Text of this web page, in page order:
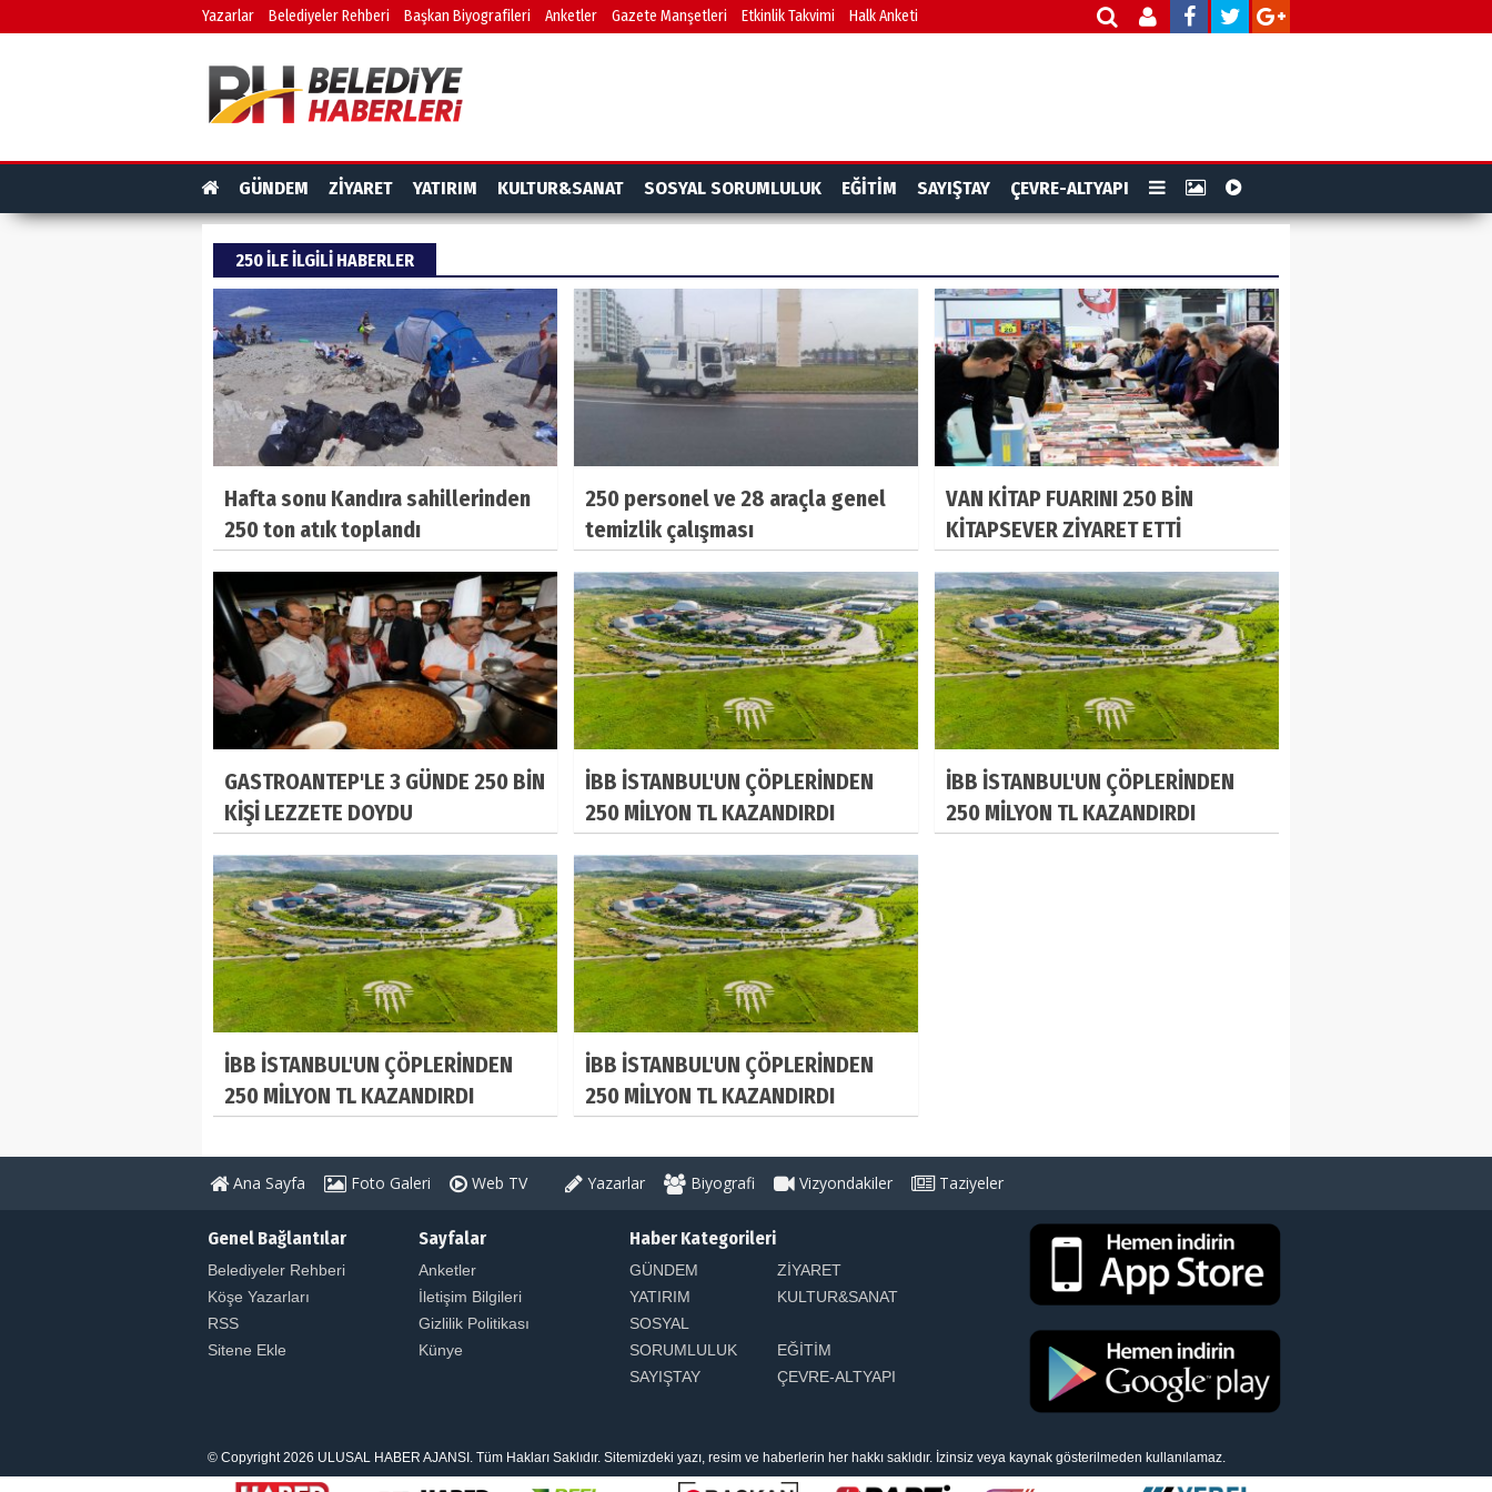
Yazarlar Belediyeler Rehberi Başkan Biyografileri Anketler Gazete Manşetleri Etkinlik Takvimi Halk Anketi
GÜNDEM ZİYARET YATIRIM KULTUR&SANAT SOSYAL SORUMLULUK EĞİTİM SAYIŞTAY ÇEVRE-ALTYAPI
250 ILE ILGILI HABERLER
Hafta sonu Kandıra sahillerinden
250 ton atık toplandı
250 personel ve 28 araçla genel
temizlik çalışması
VAN KİTAP FUARINI 250 BİN
KİTAPSEVER ZİYARET ETTİ
GASTROANTEP'LE 3 GÜNDE 250 BİN
KİŞİ LEZZETE DOYDU
İBB İSTANBUL'UN ÇÖPLERİNDEN
250 MİLYON TL KAZANDIRDI
İBB İSTANBUL'UN ÇÖPLERİNDEN
250 MİLYON TL KAZANDIRDI
İBB İSTANBUL'UN ÇÖPLERİNDEN
250 MİLYON TL KAZANDIRDI
İBB İSTANBUL'UN ÇÖPLERİNDEN
250 MİLYON TL KAZANDIRDI
Ana Sayfa Foto Galeri Web TV Yazarlar Biyografi Vizyondakiler Taziyeler
Genel Bağlantılar
Belediyeler Rehberi
Köşe Yazarları
RSS
Sitene Ekle
Sayfalar
Anketler
İletişim Bilgileri
Gizlilik Politikası
Künye
Haber Kategorileri
GÜNDEM
ZİYARET
YATIRIM
KULTUR&SANAT
SOSYAL
SORUMLULUK
EĞİTİM
SAYIŞTAY
ÇEVRE-ALTYAPI
© Copyright 2026 ULUSAL HABER AJANSI. Tüm Hakları Saklıdır. Sitemizdeki yazı, resim ve haberlerin her hakkı saklıdır. İzinsiz veya kaynak gösterilmeden kullanılamaz.